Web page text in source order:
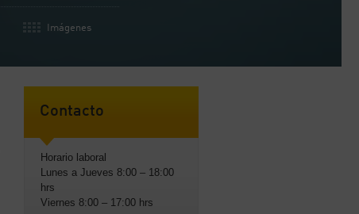
Imágenes
Contacto
Horario laboral
Lunes a Jueves 8:00 – 18:00
hrs
Viernes 8:00 – 17:00 hrs